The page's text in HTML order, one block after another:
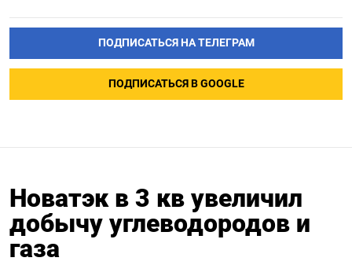
ПОДПИСАТЬСЯ НА ТЕЛЕГРАМ
ПОДПИСАТЬСЯ В GOOGLE
Новатэк в 3 кв увеличил
добычу углеводородов и
газа